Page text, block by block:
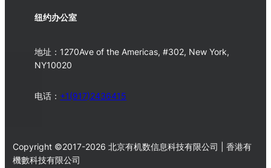
纽约办公室
地址：1270Ave of the Americas, #302, New York,
NY10020
电话： +1(917)2436415
Copyright ©2017-2026 北京有机数信息科技有限公司 | 香港有
機數科技有限公司